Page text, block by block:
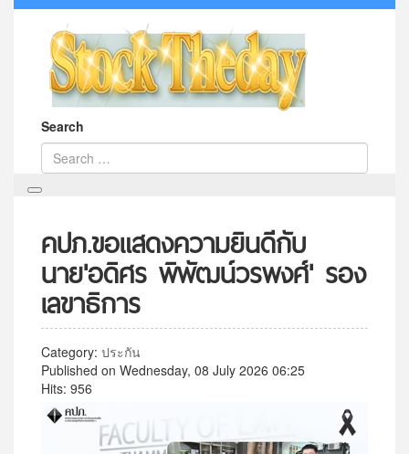
Search
คปภ.ขอแสดงความยินดีกับ
นาย'อดิศร พิพัฒน์วรพงศ์' รอง
เลขาธิการ
Category: ประกัน
Published on Wednesday, 08 July 2026 06:25
Hits: 956